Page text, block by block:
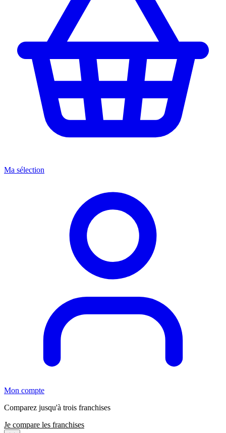
Ma sélection
Mon compte
Comparez jusqu'à trois franchises
Je compare les franchises